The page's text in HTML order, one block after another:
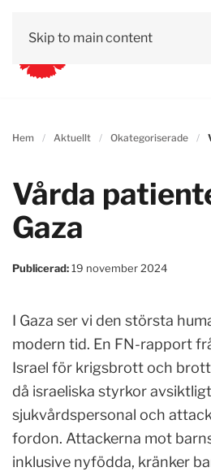
Skip to main content
Hem Aktuellt Okategoriserade
Vårda
Gaza
Publicerad:19 november 2024
I Gaza ser vi den största
modern tid. En FN-rapport
Israel för krigsbrott och
då israeliska styrkor
sjukvårdspersonal och
fordon. Attackerna mot
inklusive nyfödda, kränker